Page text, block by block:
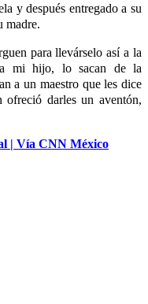
y después entregado a su
madre.
para llevárselo así a la
mi hijo, lo sacan de la
a un maestro que les dice
darles un aventón,
| Vía CNN México